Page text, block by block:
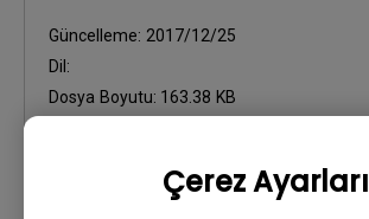
Çerez Ayarları
Güncelleme: 2017/12/25
Dil:
Dosya Boyutu: 163.38 KB